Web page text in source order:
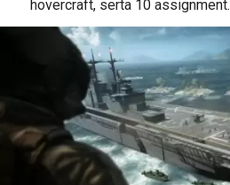
hovercraft, serta 10 assignment.